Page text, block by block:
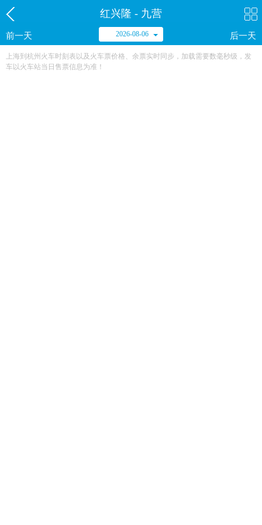
红兴隆 - 九营
前一天 2026-08-06 后一天
上海到杭州火车时刻表以及火车票价格、余票实时同步，加载需要数毫秒级，发
车以火车站当日售票信息为准！